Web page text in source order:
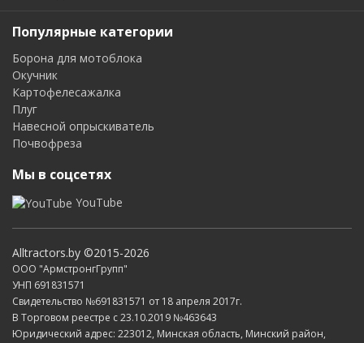
Популярные категории
Борона для мотоблока
Окучник
Картофелесажалка
Плуг
Навесной опрыскиватель
Почвофреза
Мы в соцсетях
YouTube
Alltractors.by ©2015-2026
ООО "АрмстронгГрупп"
УНП 691831571
Свидетельство №691831571 от 18 апреля 2017г.
В Торговом реестре с 23.10.2019 №463643
Юридический адрес: 223012, Минская область, Минский район,